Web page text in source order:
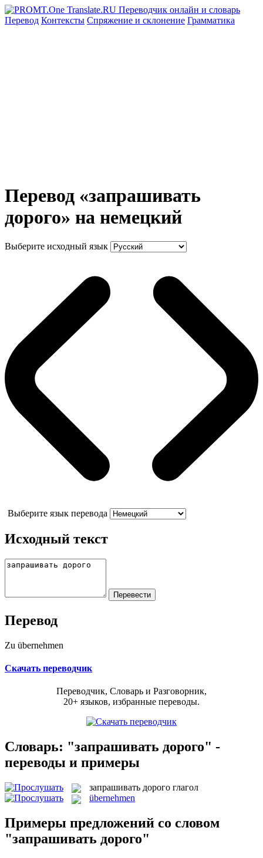
Перевод Контексты Спряжение и склонение Грамматика
Перевод «запрашивать
дорого» на немецкий
Выберите исходный язык
Выберите язык перевода
Исходный текст
Перевод
Zu übernehmen
Скачать переводчик
Переводчик, Словарь и Разговорник,
20+ языков, избранные переводы.
Словарь: "запрашивать дорого" -
переводы и примеры
запрашивать дорого глагол
übernehmen
Примеры предложений со словом
"запрашивать дорого"